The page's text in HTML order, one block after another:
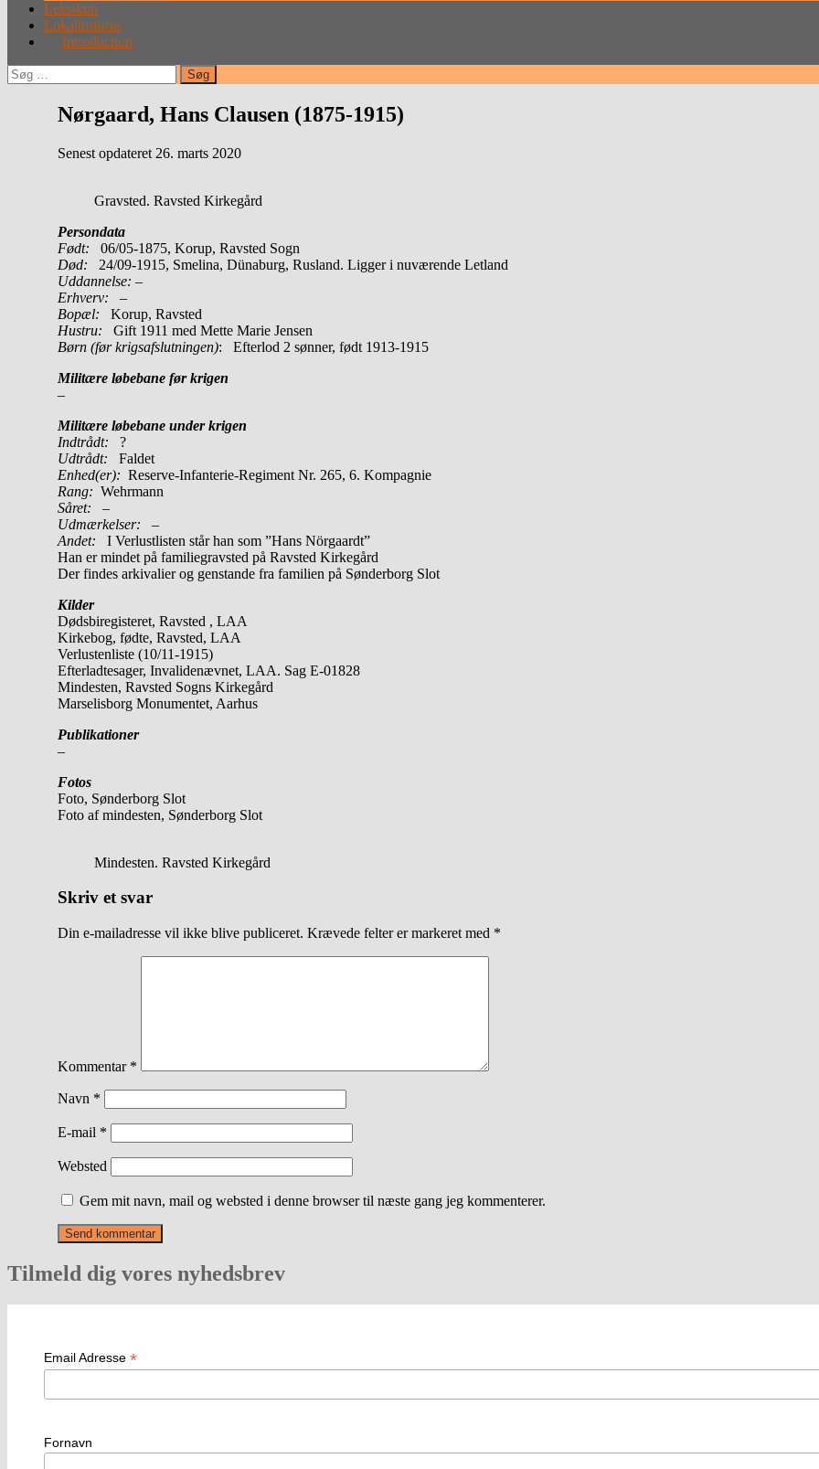
Leksikon
Lokalhistorie
Introduction
Søg
efter:
Nørgaard, Hans Clausen (1875-1915)
Senest opdateret 26. marts 2020
Gravsted. Ravsted Kirkegård
Persondata
Født: 06/05-1875, Korup, Ravsted Sogn
Død: 24/09-1915, Smelina, Dünaburg, Rusland. Ligger i nuværende Letland
Uddannelse: –
Erhverv: –
Bopæl: Korup, Ravsted
Hustru: Gift 1911 med Mette Marie Jensen
Børn (før krigsafslutningen): Efterlod 2 sønner, født 1913-1915
Militære løbebane før krigen
–
Militære løbebane under krigen
Indtrådt: ?
Udtrådt: Faldet
Enhed(er): Reserve-Infanterie-Regiment Nr. 265, 6. Kompagnie
Rang: Wehrmann
Såret: –
Udmærkelser: –
Andet: I Verlustlisten står han som ”Hans Nörgaardt”
Han er mindet på familiegravsted på Ravsted Kirkegård
Der findes arkivalier og genstande fra familien på Sønderborg Slot
Kilder
Dødsbiregisteret, Ravsted , LAA
Kirkebog, fødte, Ravsted, LAA
Verlustenliste (10/11-1915)
Efterladtesager, Invalidenævnet, LAA. Sag E-01828
Mindesten, Ravsted Sogns Kirkegård
Marselisborg Monumentet, Aarhus
Publikationer
–
Fotos
Foto, Sønderborg Slot
Foto af mindesten, Sønderborg Slot
Mindesten. Ravsted Kirkegård
Skriv et svar
Din e-mailadresse vil ikke blive publiceret. Krævede felter er markeret med *
Kommentar *
Navn *
E-mail *
Websted
Gem mit navn, mail og websted i denne browser til næste gang jeg kommenterer.
Tilmeld dig vores nyhedsbrev
Email Adresse *
Fornavn